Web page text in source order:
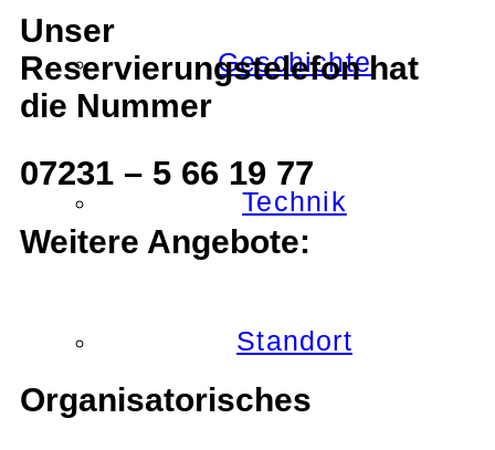
Geschichte
Technik
Standort
Unser
Reservierungstelefon hat
die Nummer
07231 – 5 66 19 77
Weitere Angebote:
Organisatorisches